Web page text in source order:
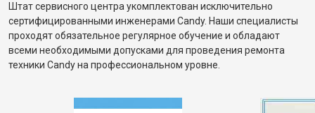
Штат сервисного центра укомплектован исключительно
сертифицированными инженерами Candy. Наши специалисты
проходят обязательное регулярное обучение и обладают
всеми необходимыми допусками для проведения ремонта
техники Candy на профессиональном уровне.